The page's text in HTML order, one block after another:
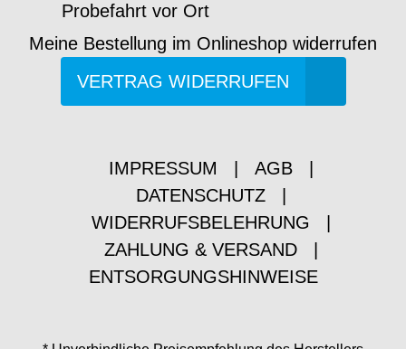
Probefahrt vor Ort
Meine Bestellung im Onlineshop widerrufen
VERTRAG WIDERRUFEN
IMPRESSUM AGB
DATENSCHUTZ
WIDERRUFSBELEHRUNG
ZAHLUNG & VERSAND
ENTSORGUNGSHINWEISE